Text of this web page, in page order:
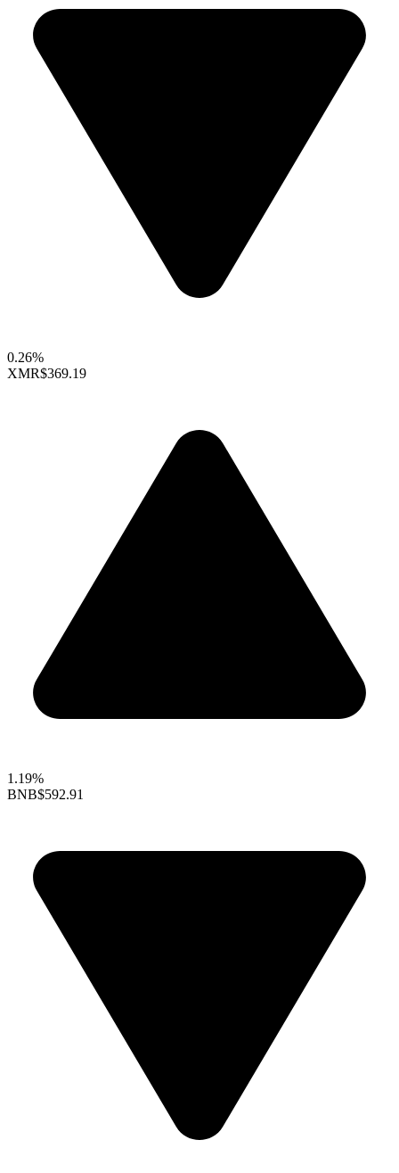
0.26%
XMR$369.19
1.19%
BNB$592.91